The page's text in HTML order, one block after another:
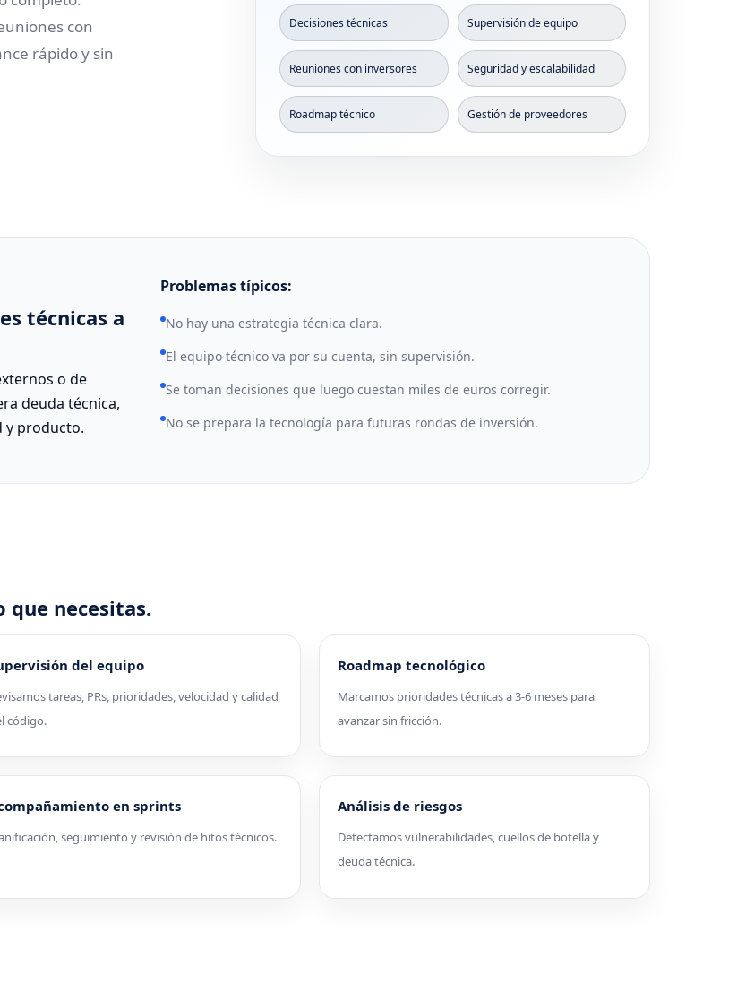
MARKETING ↗
con
rápido y sin
Decisiones técnicas Supervisión de equipo
Reuniones con inversores Seguridad y escalabilidad
Roadmap técnico Gestión de proveedores
técnicas a
o de
deuda técnica,
y producto.
Problemas típicos:
No hay una estrategia técnica clara.
El equipo técnico va por su cuenta, sin supervisión.
Se toman decisiones que luego cuestan miles de euros corregir.
No se prepara la tecnología para futuras rondas de inversión.
que necesitas.
del equipo
tareas, PRs, prioridades, velocidad y calidad
código.
Roadmap tecnológico
Marcamos prioridades técnicas a 3-6 meses para
avanzar sin fricción.
en sprints
seguimiento y revisión de hitos técnicos.
Análisis de riesgos
Detectamos vulnerabilidades, cuellos de botella y
deuda técnica.